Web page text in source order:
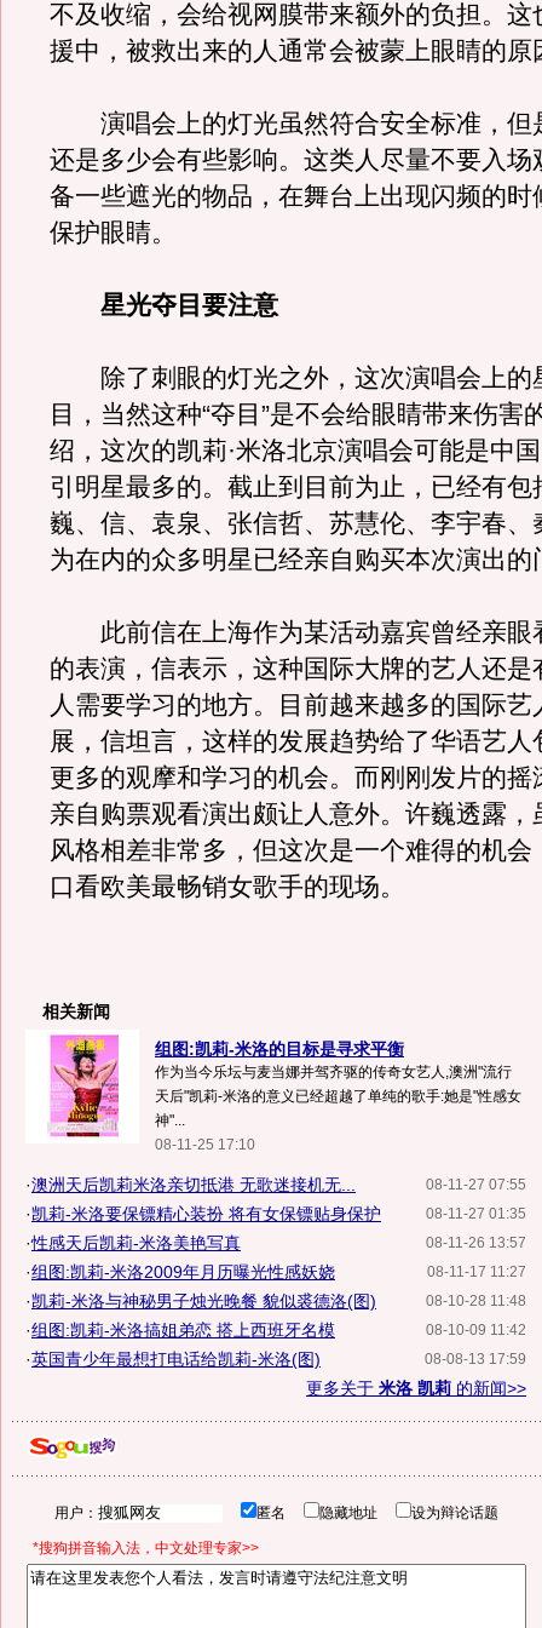
不及收缩，会给视网膜带来额外的负担。这
援中，被救出来的人通常会被蒙上眼睛的原
演唱会上的灯光虽然符合安全标准，但
还是多少会有些影响。这类人尽量不要入场
备一些遮光的物品，在舞台上出现闪频的时
保护眼睛。
星光夺目要注意
除了刺眼的灯光之外，这次演唱会上的
目，当然这种“夺目”是不会给眼睛带来伤害
绍，这次的凯莉·米洛北京演唱会可能是中
引明星最多的。截止到目前为止，已经有包
巍、信、袁泉、张信哲、苏慧伦、李宇春、
为在内的众多明星已经亲自购买本次演出的
此前信在上海作为某活动嘉宾曾经亲眼
的表演，信表示，这种国际大牌的艺人还是
人需要学习的地方。目前越来越多的国际艺
展，信坦言，这样的发展趋势给了华语艺人
更多的观摩和学习的机会。而刚刚发片的摇
亲自购票观看演出颇让人意外。许巍透露，
风格相差非常多，但这次是一个难得的机会
口看欧美最畅销女歌手的现场。
相关新闻
组图:凯莉-米洛的目标是寻求平衡
作为当今乐坛与麦当娜并驾齐驱的传奇女艺人,澳洲"流行
天后"凯莉-米洛的意义已经超越了单纯的歌手:她是"性感女
神"...
08-11-25 17:10
08-11-27 07:55
·澳洲天后凯莉米洛亲切抵港 无歌迷接机无...
08-11-27 01:35
·凯莉-米洛要保镖精心装扮 将有女保镖贴身保护
08-11-26 13:57
·性感天后凯莉-米洛美艳写真
08-11-17 11:27
·组图:凯莉-米洛2009年月历曝光性感妖娆
08-10-28 11:48
·凯莉-米洛与神秘男子烛光晚餐 貌似裘德洛(图)
08-10-09 11:42
·组图:凯莉-米洛搞姐弟恋 搭上西班牙名模
08-08-13 17:59
·英国青少年最想打电话给凯莉-米洛(图)
更多关于 米洛 凯莉 的新闻>>
用户： 匿名 隐藏地址 设为辩论话题
*搜狗拼音输入法，中文处理专家>>